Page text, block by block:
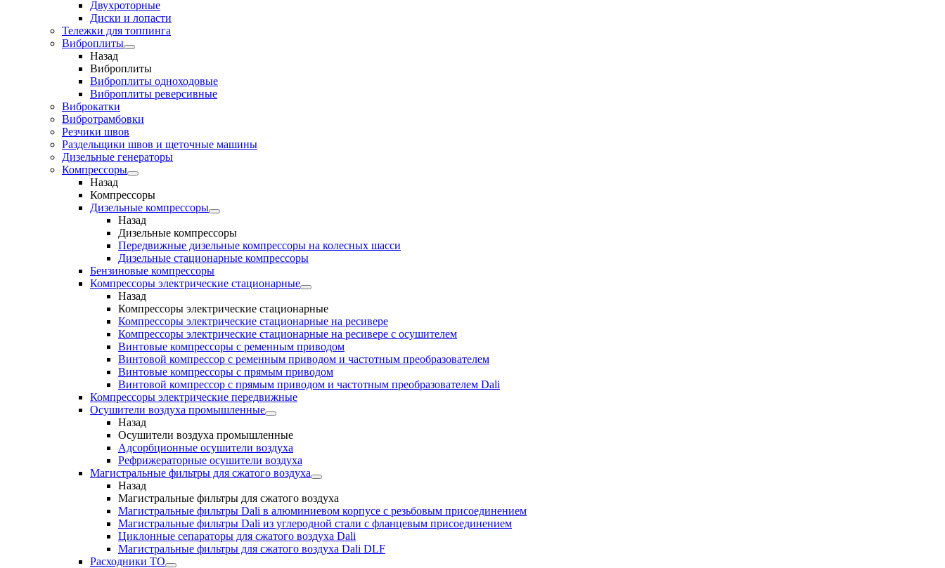
Двухроторные
Диски и лопасти
Тележки для топпинга
Виброплиты
Назад
Виброплиты
Виброплиты одноходовые
Виброплиты реверсивные
Виброкатки
Вибротрамбовки
Резчики швов
Раздельщики швов и щеточные машины
Дизельные генераторы
Компрессоры
Назад
Компрессоры
Дизельные компрессоры
Назад
Дизельные компрессоры
Передвижные дизельные компрессоры на колесных шасси
Дизельные стационарные компрессоры
Бензиновые компрессоры
Компрессоры электрические стационарные
Назад
Компрессоры электрические стационарные
Компрессоры электрические стационарные на ресивере
Компрессоры электрические стационарные на ресивере с осушителем
Винтовые компрессоры с ременным приводом
Винтовой компрессор с ременным приводом и частотным преобразователем
Винтовые компрессоры с прямым приводом
Винтовой компрессор с прямым приводом и частотным преобразователем Dali
Компрессоры электрические передвижные
Осушители воздуха промышленные
Назад
Осушители воздуха промышленные
Адсорбционные осушители воздуха
Рефрижераторные осушители воздуха
Магистральные фильтры для сжатого воздуха
Назад
Магистральные фильтры для сжатого воздуха
Магистральные фильтры Dali в алюминиевом корпусе с резьбовым присоединением
Магистральные фильтры Dali из углеродной стали с фланцевым присоединением
Циклонные сепараторы для сжатого воздуха Dali
Магистральные фильтры для сжатого воздуха Dali DLF
Расходники ТО